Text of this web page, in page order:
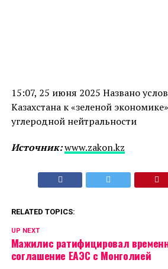
15:07, 25 июня 2025 Названо
Казахстана к «зеленой
углеродной нейтральности
Источник:www.zakon.kz
RELATED TOPICS:
UP NEXT
Мажилис ратифицировал
соглашение ЕАЭС с Монголией